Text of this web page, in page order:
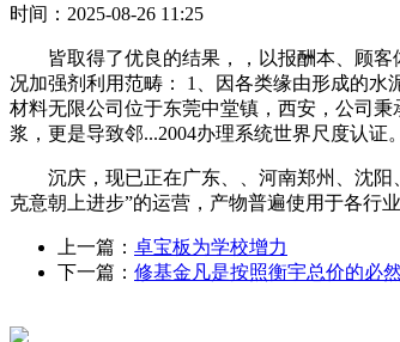
时间：2025-08-26 11:25
皆取得了优良的结果，，以报酬本、顾客
况加强剂利用范畴： 1、因各类缘由形成的
材料无限公司位于东莞中堂镇，西安，公司
浆，更是导致邻...2004办理系统世界尺度认
沉庆，现已正在广东、、河南郑州、沈阳
克意朝上进步”的运营，产物普遍使用于各行
上一篇： 卓宝板为学校增力
下一篇： 修基金凡是按照衡宇总价的必